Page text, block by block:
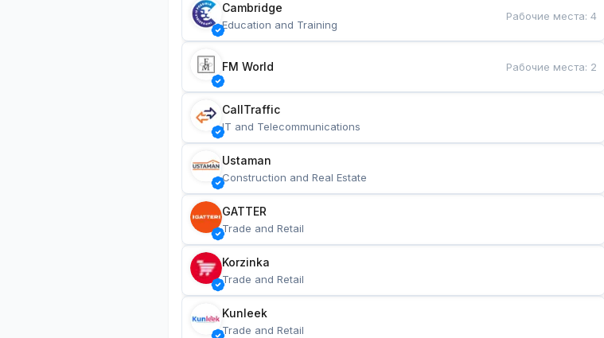
Cambridge
Education and Training
Рабочие места:4
FM World Рабочие места: 2
CallTraffic
IT and Telecommunications
Ustaman
Construction and Real Estate
GATTER
Trade and Retail
Korzinka
Trade and Retail
Kunleek
Trade and Retail